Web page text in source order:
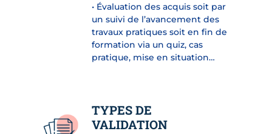
• Évaluation des acquis soit par
un suivi de l’avancement des
travaux pratiques soit en fin de
formation via un quiz, cas
pratique, mise en situation…
TYPES DE
VALIDATION